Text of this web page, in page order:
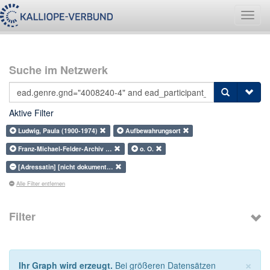
Suche im Netzwerk
Aktive Filter
Ludwig, Paula (1900-1974)
Aufbewahrungsort
Franz-Michael-Felder-Archiv …
o. O.
[Adressatin] [nicht dokument…
Alle Filter entfernen
Filter
×
Ihr Graph wird erzeugt. Bei größeren Datensätzen